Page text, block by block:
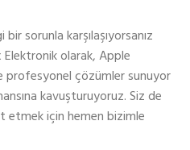
sorunla karşılaşıyorsanız
Elektronik olarak, Apple
profesyonel çözümler sunuyor
kavuşturuyoruz. Siz de
etmek için hemen bizimle